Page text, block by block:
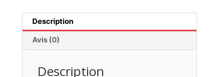
portefeuille
cuir
texture
Description
Avis (0)
Description